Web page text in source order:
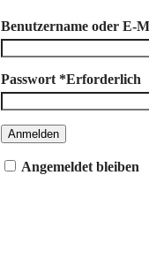
Benutzername oder E-
Passwort *Erforderlich
Anmelden
Angemeldet bleiben